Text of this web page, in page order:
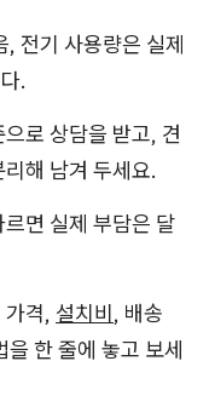
전기 사용량은 실제
.
로 상담을 받고, 견
해 남겨 두세요.
면 실제 부담은 달
격, 설치비, 배송
한 줄에 놓고 보세